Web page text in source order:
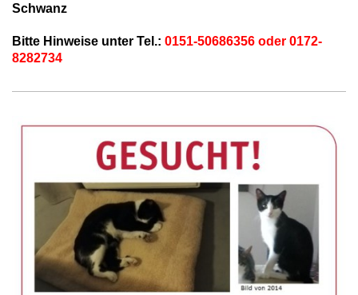
Schwanz
Bitte Hinweise unter Tel.: 0151-50686356 oder 0172-
8282734